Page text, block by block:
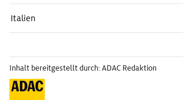
Italien
Inhalt bereitgestellt durch: ADAC Redaktion